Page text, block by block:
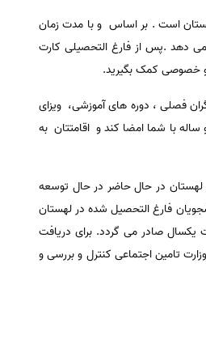
است . بر اساس و با مدت زمان
درخواست کارت اقامت دائم می دهد .پس از فارغ التحصیلی کارت
و خصوصی کمک بگیرید.
فصلی ، دوره های آموزشی، ویزای
ساله با شما امضا کند و اقامتتان به
لهستان در حال حاضر در حال توسعه
فارغ التحصیل شده در لهستان
یکسال صادر می گردد. برای دریافت
تامین اجتماعی کنترل و بررسی و